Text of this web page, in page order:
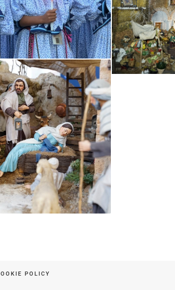
POLICY